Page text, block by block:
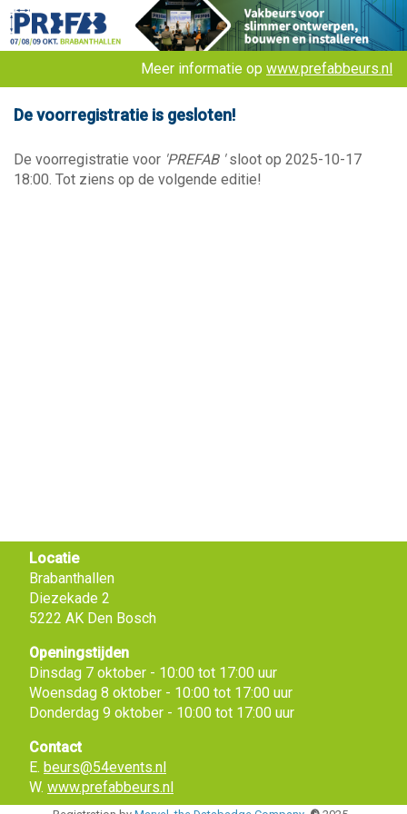
Meer informatie op www.prefabbeurs.nl
De voorregistratie is gesloten!
De voorregistratie voor 'PREFAB ' sloot op 2025-10-17
18:00. Tot ziens op de volgende editie!
Locatie
Brabanthallen
Diezekade 2
5222 AK Den Bosch
Openingstijden
Dinsdag 7 oktober - 10:00 tot 17:00 uur
Woensdag 8 oktober - 10:00 tot 17:00 uur
Donderdag 9 oktober - 10:00 tot 17:00 uur
Contact
E. beurs@54events.nl
W. www.prefabbeurs.nl